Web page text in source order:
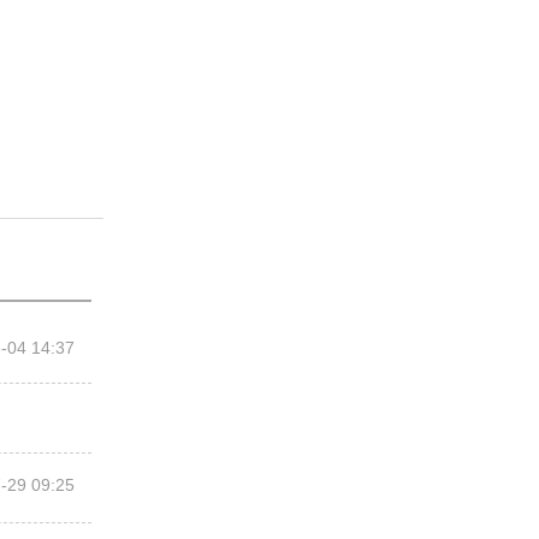
04 14:37
29 09:25